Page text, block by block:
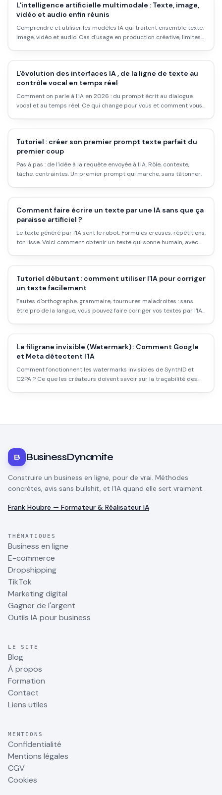
L'intelligence artificielle multimodale : Texte, image,
vidéo et audio enfin réunis
Comprendre et utiliser les modèles IA qui traitent ensemble texte,
image, vidéo et audio. Cas d'usage en production créative, limites
L'évolution des interfaces IA , de la ligne de texte au
contrôle vocal en temps réel
Comment on parle à l'IA en 2026 : du prompt écrit au dialogue
vocal et au temps réel. Ce qui change pour vous et comment vous
Tutoriel : créer son premier prompt texte parfait du
premier coup
Pas à pas : de l'idée à la requête envoyée à l'IA. Rôle, contexte,
tâche, contraintes. Un premier prompt qui marche, sans tâtonner.
Comment faire écrire un texte par une IA sans que ça
paraisse artificiel ?
Le texte généré par l'IA sent le robot. Formules creuses, répétitions,
ton lisse. Voici comment obtenir un texte qui sonne humain, avec
Tutoriel débutant : comment utiliser l'IA pour corriger
un texte facilement
Fautes d'orthographe, grammaire, tournures maladroites : sans
être pro de la langue, vous pouvez faire corriger vos textes par l'IA.
Le filigrane invisible (Watermark) : Comment Google
et Meta détectent l'IA
Comment fonctionnent les watermarks invisibles de SynthID et
C2PA ? Ce que les créateurs doivent savoir sur la traçabilité des
B BusinessDynamite
Construire un business en ligne, pour de vrai. Méthodes
concrètes, avis sans bullshit, et l'IA quand elle sert vraiment.
Frank Houbre — Formateur & Réalisateur IA
THÉMATIQUES
Business en ligne
E-commerce
Dropshipping
TikTok
Marketing digital
Gagner de l'argent
Outils IA pour business
LE SITE
Blog
À propos
Formation
Contact
Liens utiles
MENTIONS
Confidentialité
Mentions légales
CGV
Cookies